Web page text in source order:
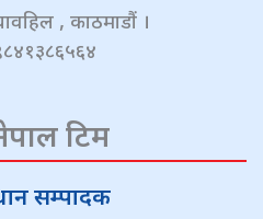
, काठमाडौं ।
टिम
सम्पादक